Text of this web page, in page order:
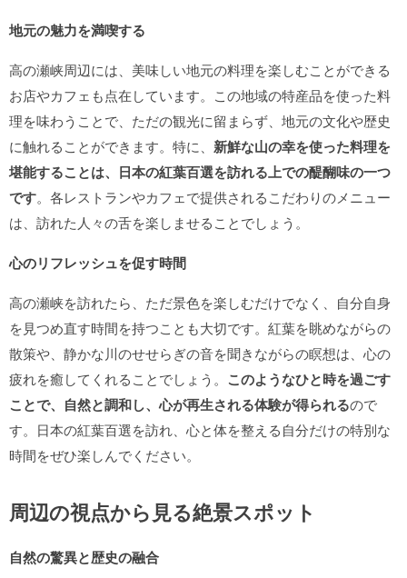
地元の魅力を満喫する
高の瀬峡周辺には、美味しい地元の料理を楽しむことができる
お店やカフェも点在しています。この地域の特産品を使った料
理を味わうことで、ただの観光に留まらず、地元の文化や歴史
に触れることができます。特に、 新鮮な山の幸を使った料理を
堪能することは、日本の紅葉百選を訪れる上での醍醐味の一つ
です。各レストランやカフェで提供されるこだわりのメニュー
は、訪れた人々の舌を楽しませることでしょう。
心のリフレッシュを促す時間
高の瀬峡を訪れたら、ただ景色を楽しむだけでなく、自分自身
を見つめ直す時間を持つことも大切です。紅葉を眺めながらの
散策や、静かな川のせせらぎの音を聞きながらの瞑想は、心の
疲れを癒してくれることでしょう。 このようなひと時を過ごす
ことで、自然と調和し、心が再生される体験が得られるので
す。日本の紅葉百選を訪れ、心と体を整える自分だけの特別な
時間をぜひ楽しんでください。
周辺の視点から見る絶景スポット
自然の驚異と歴史の融合